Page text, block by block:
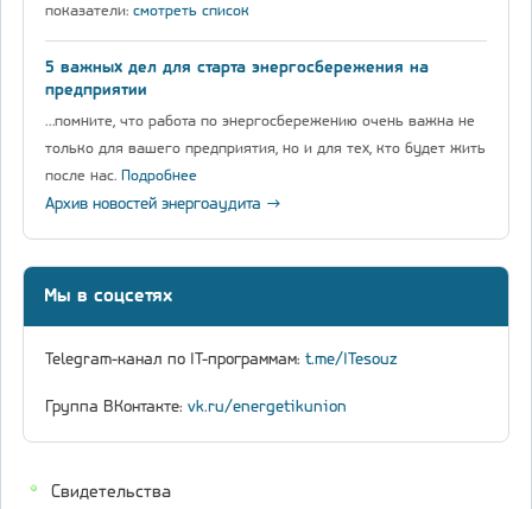
Свидетельства
показатели: смотреть список
5 важных дел для старта энергосбережения на
предприятии
…помните, что работа по энергосбережению очень важна не
только для вашего предприятия, но и для тех, кто будет жить
после нас. Подробнее
Архив новостей энергоаудита →
Мы в соцсетях
Telegram-канал по IT-программам: t.me/ITesouz
Группа ВКонтакте: vk.ru/energetikunion